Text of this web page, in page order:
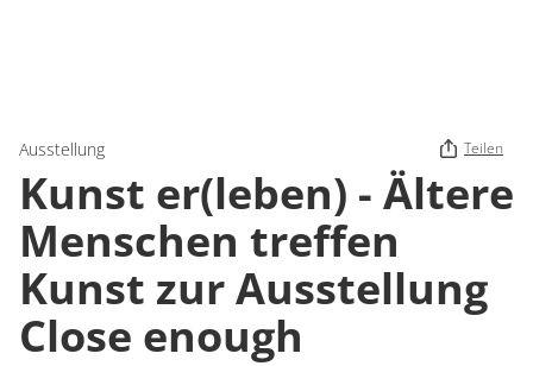
Ausstellung Teilen
Kunst er(leben) - Ältere
Menschen treffen
Kunst zur Ausstellung
Close enough